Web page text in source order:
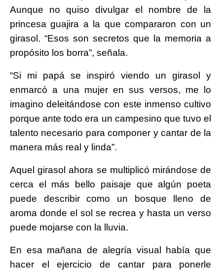
Aunque no quiso divulgar el nombre de la
princesa guajira a la que compararon con un
girasol. “Esos son secretos que la memoria a
propósito los borra”, señala.
“Si mi papá se inspiró viendo un girasol y
enmarcó a una mujer en sus versos, me lo
imagino deleitándose con este inmenso cultivo
porque ante todo era un campesino que tuvo el
talento necesario para componer y cantar de la
manera más real y linda”.
Aquel girasol ahora se multiplicó mirándose de
cerca el más bello paisaje que algún poeta
puede describir como un bosque lleno de
aroma donde el sol se recrea y hasta un verso
puede mojarse con la lluvia.
En esa mañana de alegría visual había que
hacer el ejercicio de cantar para ponerle